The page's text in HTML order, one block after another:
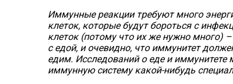
Иммунные реакции требуют много
клеток, которые будут бороться с
клеток (потому что их же нужно много)
с едой, и очевидно, что иммунитет
едим. Исследований о еде и
иммунную систему какой-нибудь